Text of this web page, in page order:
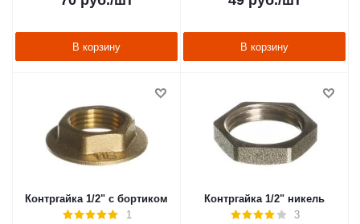
В корзину В корзину
Контргайка 1/2" с бортиком
1
Контргайка 1/2" никель
3